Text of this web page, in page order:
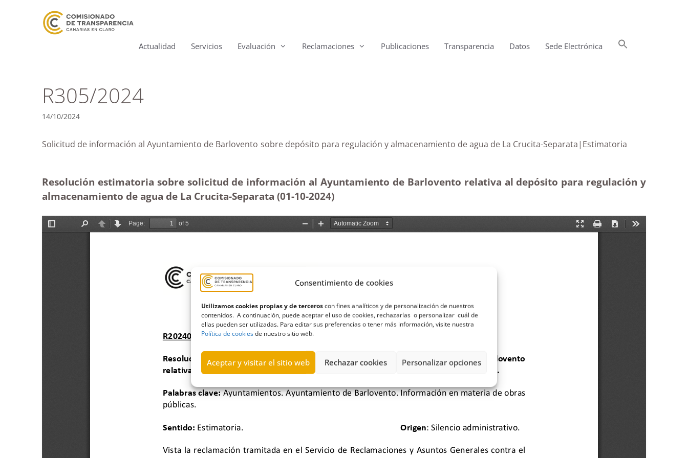
Consentimiento de cookies
Utilizamos cookies propias y de terceroscon fines analíticos y de personalización de nuestros
contenidos. A continuación, puede aceptar el uso de cookies, rechazarlas o personalizar cuál de
ellas pueden ser utilizadas. Para editar sus preferencias o tener más información, visite nuestra
Política de cookiesde nuestro sitio web.
Aceptar y visitar el sitio web Rechazar cookies Personalizar opciones
Actualidad Servicios Evaluación Reclamaciones Publicaciones Transparencia Datos Sede Electrónica
R305/2024
14/10/2024
Solicitud de información al Ayuntamiento de Barlovento sobre depósito para regulación y almacenamiento de agua de La Crucita-Separata|Estimatoria
Resolución estimatoria sobre solicitud de información al Ayuntamiento de Barlovento relativa al depósito para regulación y
almacenamiento de agua de La Crucita-Separata (01-10-2024)